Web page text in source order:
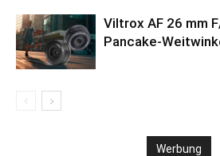
Viltrox AF 26 mm
Pancake-
Werbung